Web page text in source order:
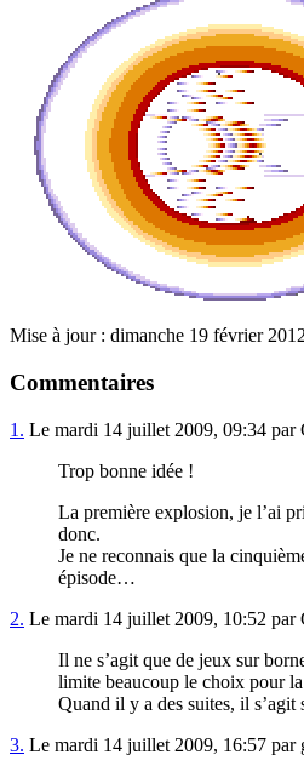
Mise à jour : dimanche 19 février 2012
Commentaires
1. Le mardi 14 juillet 2009, 09:34 par
Trop bonne idée !
La première explosion, je l’ai
donc.
Je ne reconnais que la
épisode…
2. Le mardi 14 juillet 2009, 10:52 par
Il ne s’agit que de jeux sur
limite beaucoup le choix pour
Quand il y a des suites, il s’agit
3. Le mardi 14 juillet 2009, 16:57 par